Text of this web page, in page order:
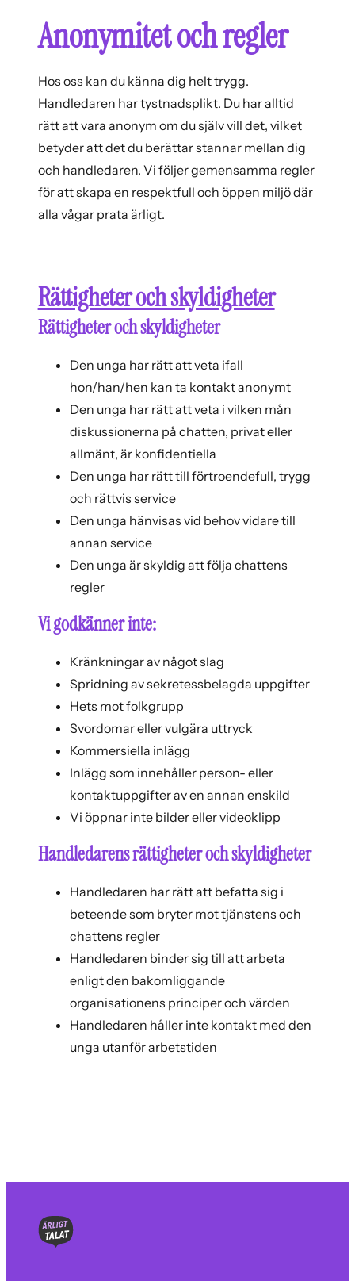
Anonymitet och regler
Hos oss kan du känna dig helt trygg.
Handledaren har tystnadsplikt. Du har alltid
rätt att vara anonym om du själv vill det, vilket
betyder att det du berättar stannar mellan dig
och handledaren. Vi följer gemensamma regler
för att skapa en respektfull och öppen miljö där
alla vågar prata ärligt.
Rättigheter och skyldigheter
Rättigheter och skyldigheter
Den unga har rätt att veta ifall
hon/han/hen kan ta kontakt anonymt
Den unga har rätt att veta i vilken mån
diskussionerna på chatten, privat eller
allmänt, är konfidentiella
Den unga har rätt till förtroendefull, trygg
och rättvis service
Den unga hänvisas vid behov vidare till
annan service
Den unga är skyldig att följa chattens
regler
Vi godkänner inte:
Kränkningar av något slag
Spridning av sekretessbelagda uppgifter
Hets mot folkgrupp
Svordomar eller vulgära uttryck
Kommersiella inlägg
Inlägg som innehåller person- eller
kontaktuppgifter av en annan enskild
Vi öppnar inte bilder eller videoklipp
Handledarens rättigheter och skyldigheter
Handledaren har rätt att befatta sig i
beteende som bryter mot tjänstens och
chattens regler
Handledaren binder sig till att arbeta
enligt den bakomliggande
organisationens principer och värden
Handledaren håller inte kontakt med den
unga utanför arbetstiden